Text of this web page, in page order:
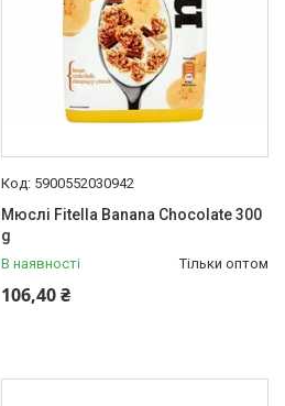
5900552030942
Мюслі Fitella Banana Chocolate 300
g
В наявності Тільки оптом
106,40 ₴